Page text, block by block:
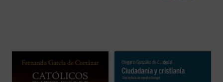
manifiesto a favor de que el humanismo de
tradición cristiana vuelva a ser la
referencia que nos defina, de tal forma que
Joseph Ratzinger 2011, reflexiona aquí
sobre las actuales relaciones entre
Humanidad, ciudadanía y cristianía,